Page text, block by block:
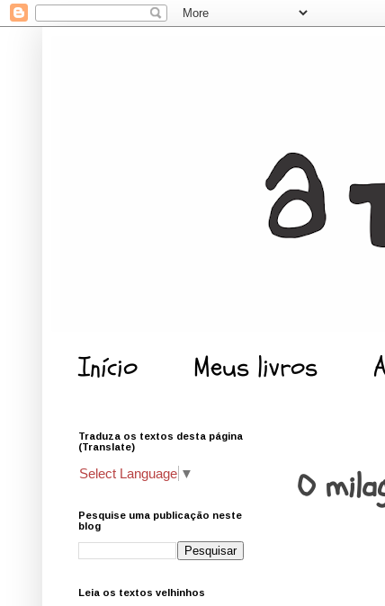
Início Meus livros
O
Traduza os textos desta página
(Translate)
Select Language ▼
Pesquise uma publicação neste
blog
Leia os textos velhinhos